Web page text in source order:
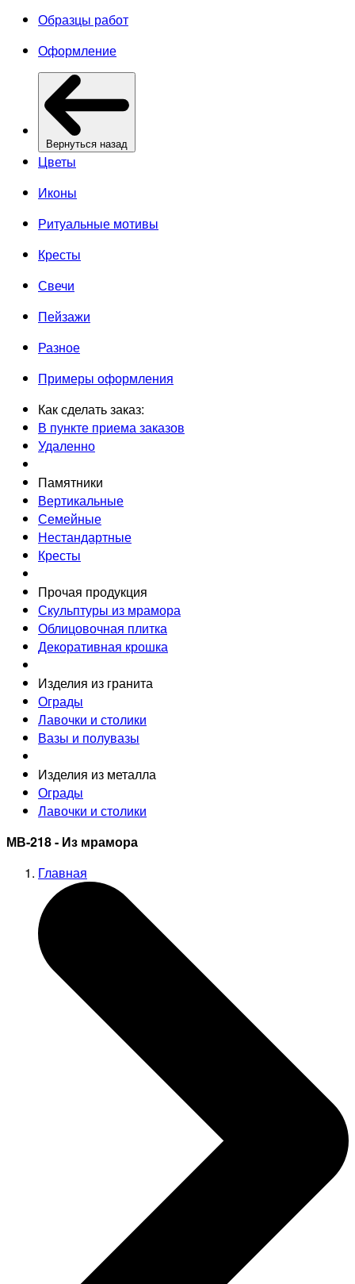
Образцы работ
Оформление
Вернуться назад
Цветы
Иконы
Ритуальные мотивы
Кресты
Свечи
Пейзажи
Разное
Примеры оформления
Как сделать заказ:
В пункте приема заказов
Удаленно
Памятники
Вертикальные
Семейные
Нестандартные
Кресты
Прочая продукция
Скульптуры из мрамора
Облицовочная плитка
Декоративная крошка
Изделия из гранита
Ограды
Лавочки и столики
Вазы и полувазы
Изделия из металла
Ограды
Лавочки и столики
МВ-218 - Из мрамора
Главная